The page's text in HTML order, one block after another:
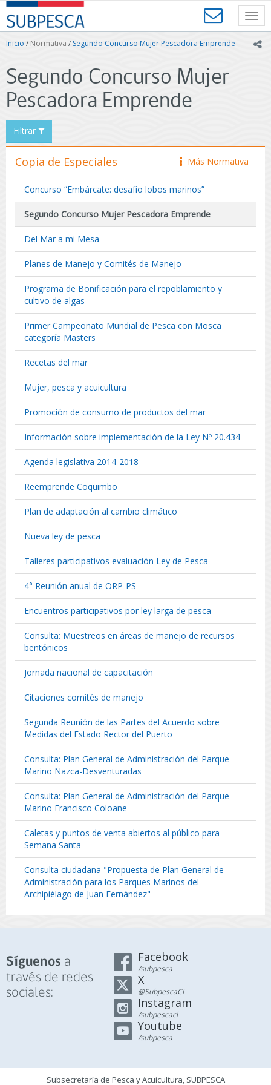
Contenido
principal
SUBPESCA
-
Subsecretaría
y
Acuicultura
-
de
Chile
Inicio / Normativa / Segundo Concurso Mujer Pescadora Emprende
Segundo Concurso Mujer
Pescadora Emprende
Filtrar
icono
Más Normativa
Copia de Especiales
Concurso “Embárcate: desafío lobos marinos”
Segundo Concurso Mujer Pescadora Emprende
Del Mar a mi Mesa
Planes de Manejo y Comités de Manejo
Programa de Bonificación para el repoblamiento y
cultivo de algas
Primer Campeonato Mundial de Pesca con Mosca
categoría Masters
Recetas del mar
Mujer, pesca y acuicultura
Promoción de consumo de productos del mar
Información sobre implementación de la Ley Nº 20.434
Agenda legislativa 2014-2018
Reemprende Coquimbo
Plan de adaptación al cambio climático
Nueva ley de pesca
Talleres participativos evaluación Ley de Pesca
4° Reunión anual de ORP-PS
Encuentros participativos por ley larga de pesca
Consulta: Muestreos en áreas de manejo de recursos
bentónicos
Jornada nacional de capacitación
Citaciones comités de manejo
Segunda Reunión de las Partes del Acuerdo sobre
Medidas del Estado Rector del Puerto
Consulta: Plan General de Administración del Parque
Marino Nazca-Desventuradas
Consulta: Plan General de Administración del Parque
Marino Francisco Coloane
Caletas y puntos de venta abiertos al público para
Semana Santa
Consulta ciudadana "Propuesta de Plan General de
Administración para los Parques Marinos del
Archipiélago de Juan Fernández"
Síguenos a
través de redes
sociales:
Facebook
/subpesca
X
@SubpescaCL
Instagram
/subpescacl
Youtube
/subpesca
Subsecretaría de Pesca y Acuicultura, SUBPESCA